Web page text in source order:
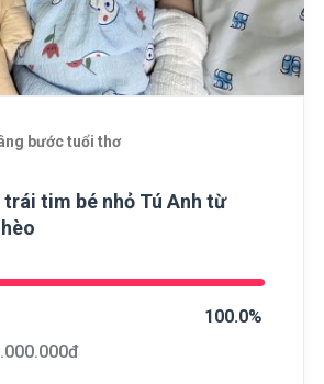
bước tuổi thơ
trái tim bé nhỏ Tú Anh từ
100.0%
đ